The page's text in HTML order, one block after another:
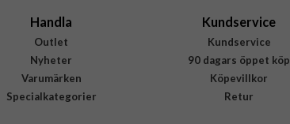
Handla
Outlet
Nyheter
Varumärken
Specialkategorier
Kundservice
Kundservice
90 dagars öppet köp
Köpevillkor
Retur